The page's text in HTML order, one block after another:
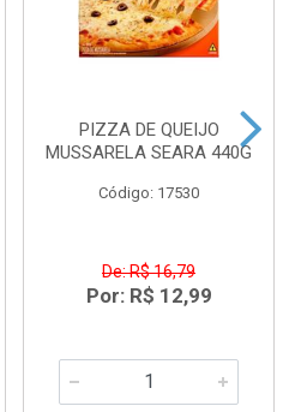
PIZZA DE QUEIJO
MUSSARELA SEARA 440G
Código: 17530
De: R$ 16,79
Por: R$ 12,99